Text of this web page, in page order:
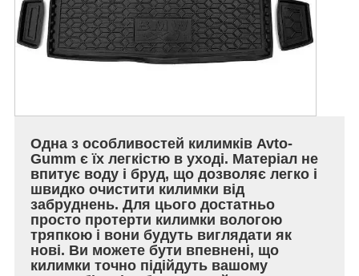
Одна з особливостей килимків Avto-
Gumm є їх легкістю в уході. Матеріал не
впитує воду і бруд, що дозволяє легко і
швидко очистити килимки від
забруднень. Для цього достатньо
просто протерти килимки вологою
тряпкою і вони будуть виглядати як
нові. Ви можете бути впевнені, що
килимки точно підійдуть вашому